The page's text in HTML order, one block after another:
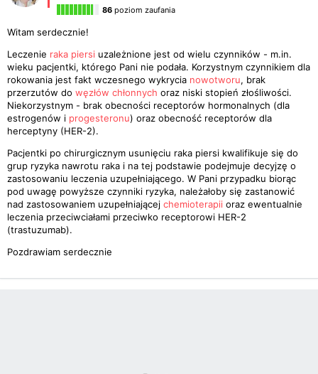
86 poziom zaufania
Witam serdecznie!
Leczenie raka piersi uzależnione jest od wielu czynników - m.in.
wieku pacjentki, którego Pani nie podała. Korzystnym czynnikiem dla
rokowania jest fakt wczesnego wykrycia nowotworu, brak
przerzutów do węzłów chłonnych oraz niski stopień złośliwości.
Niekorzystnym - brak obecności receptorów hormonalnych (dla
estrogenów i progesteronu) oraz obecność receptorów dla
herceptyny (HER-2).
Pacjentki po chirurgicznym usunięciu raka piersi kwalifikuje się do
grup ryzyka nawrotu raka i na tej podstawie podejmuje decyjzę o
zastosowaniu leczenia uzupełniającego. W Pani przypadku biorąc
pod uwagę powyższe czynniki ryzyka, należałoby się zastanowić
nad zastosowaniem uzupełniającej chemioterapii oraz ewentualnie
leczenia przeciwciałami przeciwko receptorowi HER-2
(trastuzumab).
Pozdrawiam serdecznie